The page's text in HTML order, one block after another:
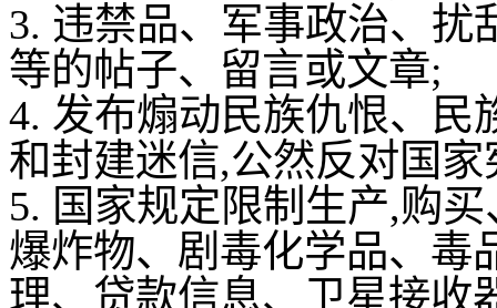
3. 违禁品、军事政治、扰
等的帖子、留言或文章;
4. 发布煽动民族仇恨、民
和封建迷信,公然反对国
5. 国家规定限制生产,购
爆炸物、剧毒化学品、毒
理、贷款信息、卫星接收